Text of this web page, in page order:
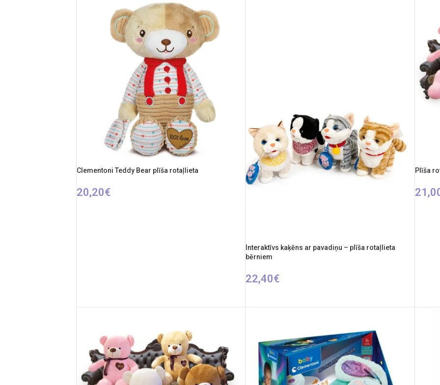
Clementoni Teddy Bear plīša rotaļlieta
20,20€
Interaktīvs kaķēns ar pavadiņu – plīša rotaļlieta
bērniem
22,40€
Plīša